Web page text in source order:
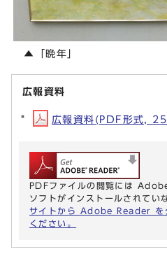
▲「晩年」
広報資料
広報資料(PDF形式,
PDFファイルの閲覧には
ソフトがインストールされてい
サイトから Adobe Reader を
ください。